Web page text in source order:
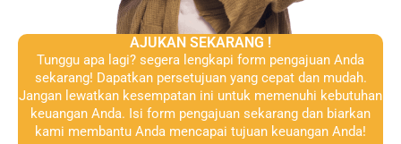
AJUKAN SEKARANG !
Tunggu apa lagi? segera lengkapi form pengajuan Anda
sekarang! Dapatkan persetujuan yang cepat dan mudah.
Jangan lewatkan kesempatan ini untuk memenuhi kebutuhan
keuangan Anda. Isi form pengajuan sekarang dan biarkan
kami membantu Anda mencapai tujuan keuangan Anda!